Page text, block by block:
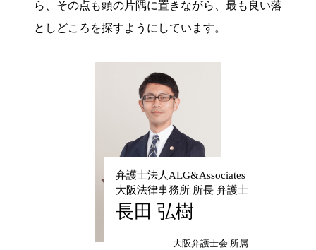
ら、その点も頭の片隅に置きながら、最も良い落
としどころを探すようにしています。
弁護士法人ALG&Associates
大阪法律事務所 所長 弁護士
長田 弘樹
大阪弁護士会 所属